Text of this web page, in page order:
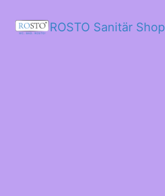
ROSTO Sanitär Shop